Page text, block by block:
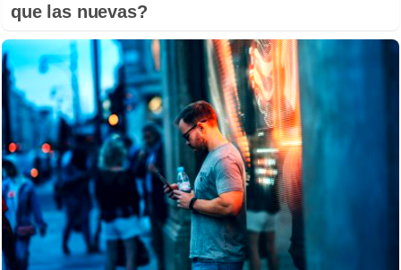
que las nuevas?